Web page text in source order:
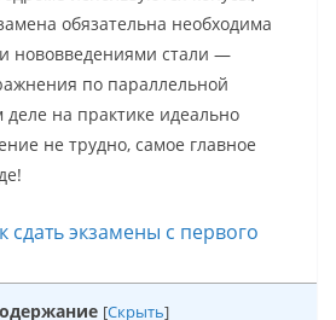
обязательна необходима
нововведениями стали —
по параллельной
на практике идеально
не трудно, самое главное
сдать экзамены с первого
[Скрыть]